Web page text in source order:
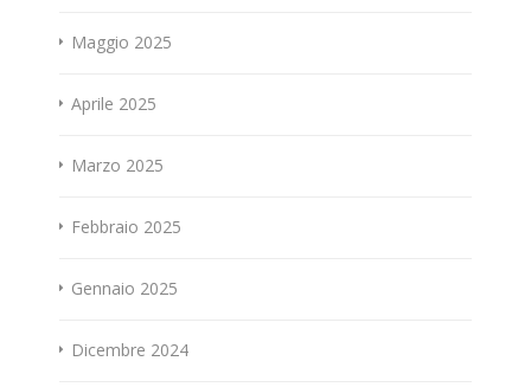
Maggio 2025
Aprile 2025
Marzo 2025
Febbraio 2025
Gennaio 2025
Dicembre 2024